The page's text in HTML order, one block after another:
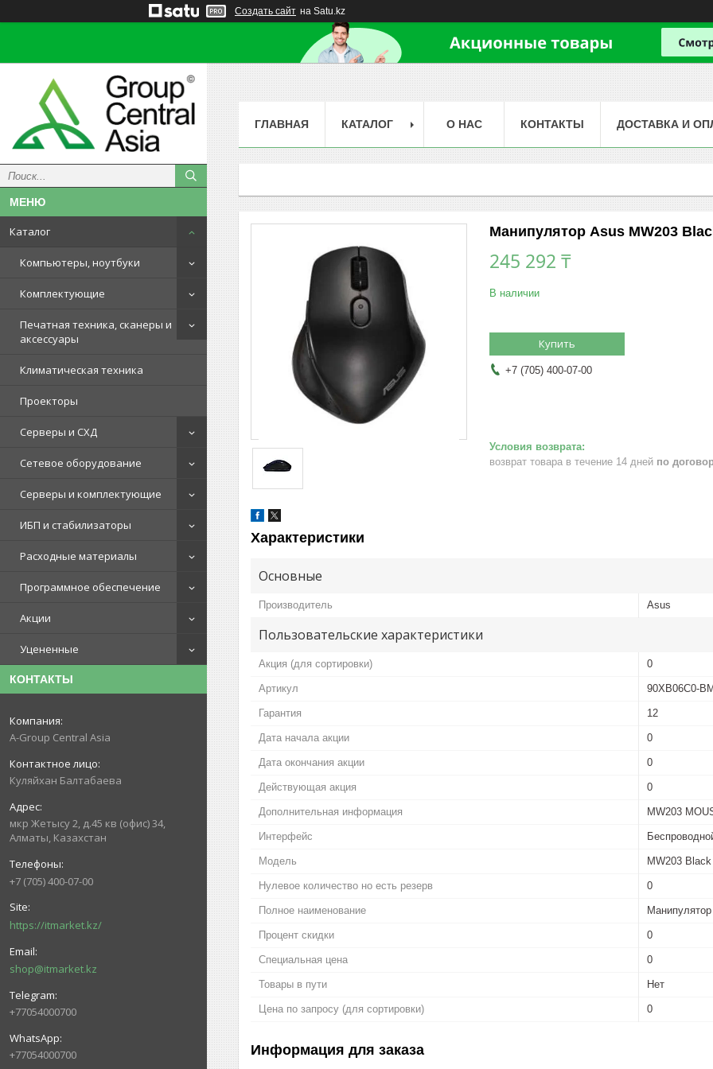
Создать сайт на Satu.kz
Каталог
Компьютеры, ноутбуки
Комплектующие
Печатная техника, сканеры и
аксессуары
Климатическая техника
Проекторы
Серверы и СХД
Сетевое оборудование
Серверы и комплектующие
ИБП и стабилизаторы
Расходные материалы
Программное обеспечение
Акции
Уцененные
КОНТАКТЫ
A-Group Central Asia
Куляйхан Балтабаева
мкр Жетысу 2, д.45 кв (офис) 34,
Алматы, Казахстан
+7 (705) 400-07-00
https://itmarket.kz/
shop@itmarket.kz
+77054000700
+77054000700
ГЛАВНАЯ КАТАЛОГ О НАС КОНТАКТЫ ДОСТАВКА И
Манипулятор Asus MW203
245 292 ₸
В наличии
Купить
+7 (705) 400-07-00
возврат товара в течение 14 дней по
Характеристики
Основные
Производитель Asus
Пользовательские характеристики
Акция (для сортировки) 0
Артикул 90XB06C0-
Гарантия 12
Дата начала акции 0
Дата окончания акции 0
Действующая акция 0
Дополнительная информация MW203
Интерфейс
Модель MW203 Black
Нулевое количество но есть резерв 0
Полное наименование
Процент скидки 0
Специальная цена 0
Товары в пути Нет
Цена по запросу (для сортировки) 0
Информация для заказа